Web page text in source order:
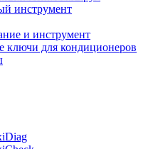
инструмент
и инструмент
ключи для кондиционеров